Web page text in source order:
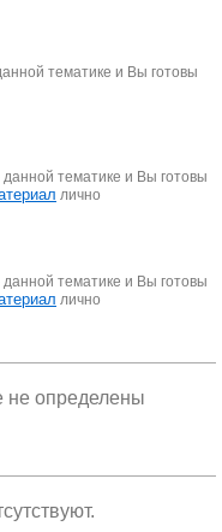
тематике и Вы готовы
тематике и Вы готовы
лично
тематике и Вы готовы
лично
определены